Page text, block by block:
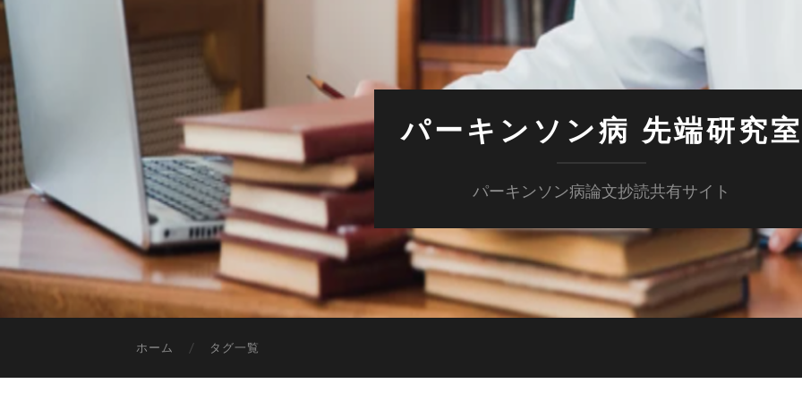
パーキンソン病 先端研究室
パーキンソン病論文抄読共有サイト
ホーム タグ一覧